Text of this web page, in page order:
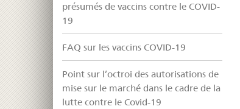
présumés de vaccins contre le COVID-
19
FAQ sur les vaccins COVID-19
Point sur l’octroi des autorisations de
mise sur le marché dans le cadre de la
lutte contre le Covid-19